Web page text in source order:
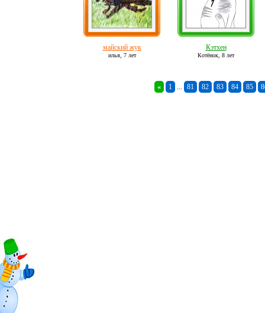
майский жук
илья, 7 лет
Кэтхен
Котёнок, 8 лет
« 1 ... 81 82 83 84 85